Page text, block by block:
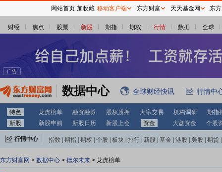
财经 焦点 股票 新股 期指 期权 行情 数据 全球
数据中心 全球财经快讯 行情中
特色 龙虎榜单 融资融券 股权质押 大宗交易 机构调研
期指
新股
新股申购 新股日历 新股上会 资金 大盘资金 个股
行情中心 指数 期指 期权 个股 板块 排行 新股 基金 港股 美股 期货
东方财富网 > 数据中心 > 德尔未来 > 龙虎榜单
网站首页 加收藏 移动客户端 东方财富 天天基金网 东